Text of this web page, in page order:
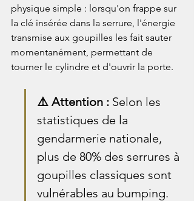
physique simple : lorsqu'on frappe sur
la clé insérée dans la serrure, l'énergie
transmise aux goupilles les fait sauter
momentanément, permettant de
tourner le cylindre et d'ouvrir la porte.
⚠️ Attention : Selon les
statistiques de la
gendarmerie nationale,
plus de 80% des serrures à
goupilles classiques sont
vulnérables au bumping.